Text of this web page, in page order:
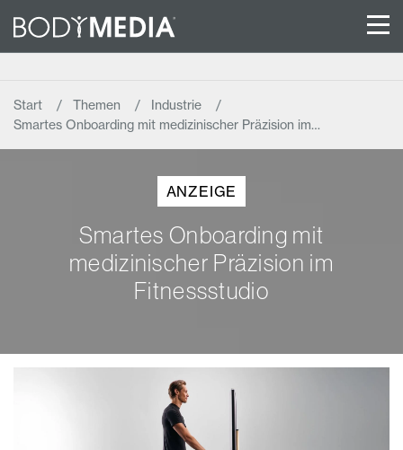
Start Themen
Industrie
Smartes Onboarding mit medizinischer Präzision im…
ANZEIGE
Smartes Onboarding mit
medizinischer Präzision im
Fitnessstudio